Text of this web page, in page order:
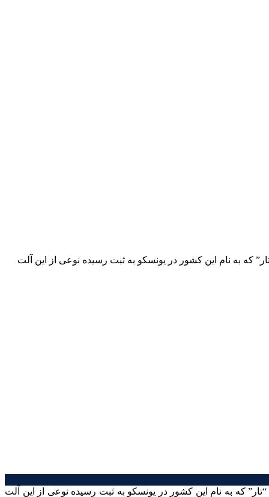
که به نام این کشور در یونسکو به ثبت رسیده نوعی از این آلت
که به نام این کشور در یونسکو به ثبت رسیده نوعی از این آلت